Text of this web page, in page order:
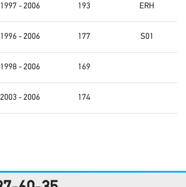
1997 - 2006 193 ERH
1996 - 2006 177 S01
1998 - 2006 169
2003 - 2006 174